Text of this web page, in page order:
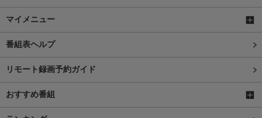
マイメニュー
番組表ヘルプ
リモート録画予約ガイド
おすすめ番組